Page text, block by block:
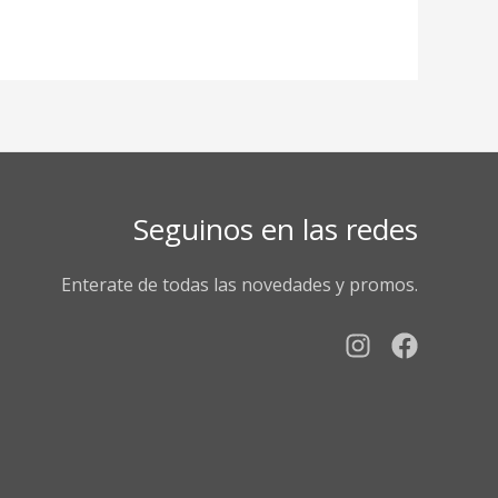
Seguinos en las redes
Enterate de todas las novedades y promos.